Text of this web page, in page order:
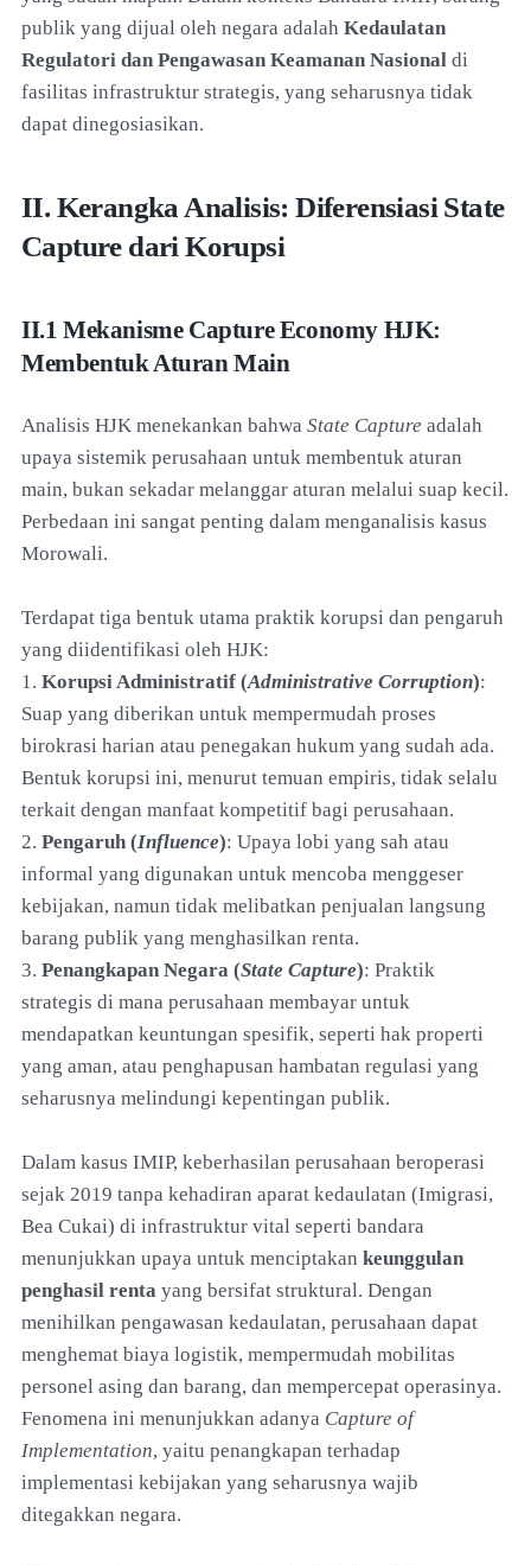
publik yang dijual oleh negara adalah Kedaulatan
Regulatori dan Pengawasan Keamanan Nasional di
fasilitas infrastruktur strategis, yang seharusnya tidak
dapat dinegosiasikan.
II. Kerangka Analisis: Diferensiasi State
Capture dari Korupsi
II.1 Mekanisme Capture Economy HJK:
Membentuk Aturan Main
Analisis HJK menekankan bahwa State Capture adalah
upaya sistemik perusahaan untuk membentuk aturan
main, bukan sekadar melanggar aturan melalui suap kecil.
Perbedaan ini sangat penting dalam menganalisis kasus
Morowali.
Terdapat tiga bentuk utama praktik korupsi dan pengaruh
yang diidentifikasi oleh HJK:
1. Korupsi Administratif (Administrative Corruption):
Suap yang diberikan untuk mempermudah proses
birokrasi harian atau penegakan hukum yang sudah ada.
Bentuk korupsi ini, menurut temuan empiris, tidak selalu
terkait dengan manfaat kompetitif bagi perusahaan.
2. Pengaruh (Influence): Upaya lobi yang sah atau
informal yang digunakan untuk mencoba menggeser
kebijakan, namun tidak melibatkan penjualan langsung
barang publik yang menghasilkan renta.
3. Penangkapan Negara (State Capture): Praktik
strategis di mana perusahaan membayar untuk
mendapatkan keuntungan spesifik, seperti hak properti
yang aman, atau penghapusan hambatan regulasi yang
seharusnya melindungi kepentingan publik.
Dalam kasus IMIP, keberhasilan perusahaan beroperasi
sejak 2019 tanpa kehadiran aparat kedaulatan (Imigrasi,
Bea Cukai) di infrastruktur vital seperti bandara
menunjukkan upaya untuk menciptakan keunggulan
penghasil renta yang bersifat struktural. Dengan
menihilkan pengawasan kedaulatan, perusahaan dapat
menghemat biaya logistik, mempermudah mobilitas
personel asing dan barang, dan mempercepat operasinya.
Fenomena ini menunjukkan adanya Capture of
Implementation, yaitu penangkapan terhadap
implementasi kebijakan yang seharusnya wajib
ditegakkan negara.